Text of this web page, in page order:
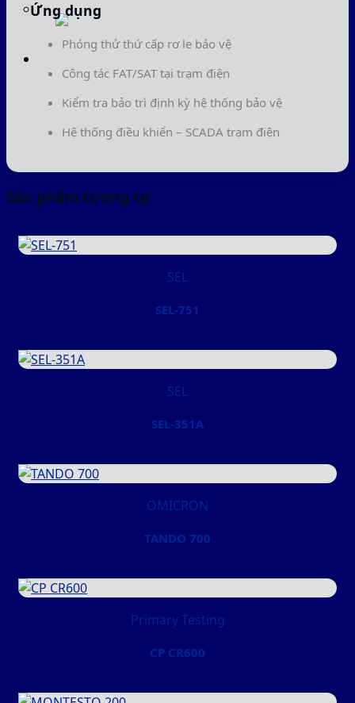
Ứng dụng
Phóng thử thứ cấp rơ le bảo vệ
Công tác FAT/SAT tại trạm điện
Kiểm tra bảo trì định kỳ hệ thống bảo vệ
Hệ thống điều khiển – SCADA trạm điện
Sản phẩm tương tự
SEL
SEL-751
SEL
SEL-351A
OMICRON
TANDO 700
Primary Testing
CP CR600